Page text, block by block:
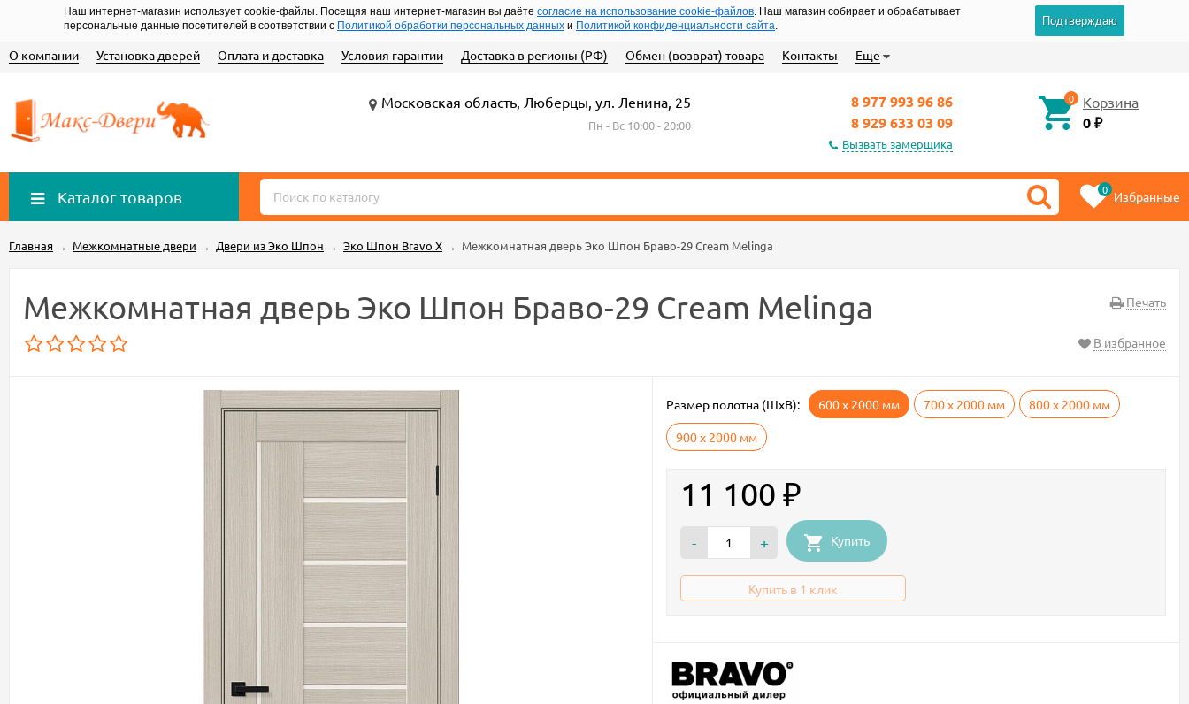
Наш интернет-магазин использует cookie-файлы. Посещяя наш интернет-магазин вы даёте согласие на использование cookie-файлов. Наш магазин собирает и обрабатывает
персональные данные посетителей в соответствии с Политикой обработки персональных данных и Политикой конфиденциальности сайта. Подтверждаю
О компании Установка дверей Оплата и доставка Условия гарантии Доставка в регионы (РФ) Обмен (возврат) товара Контакты Еще
Московская область, Люберцы, ул. Ленина, 25
Пн - Вс 10:00 - 20:00
8 977 993 96 86
8 929 633 03 09
Вызвать замерщика
0 Корзина
0₽
Каталог товаров 0 Избранные
Главная → Межкомнатные двери → Двери из Эко Шпон → Эко Шпон Bravo X → Межкомнатная дверь Эко Шпон Браво-29 Cream Melinga
Печать
Межкомнатная дверь Эко Шпон Браво-29 Cream Melinga
В избранное
Размер полотна (ШxВ): 600 х 2000 мм 700 х 2000 мм 800 х 2000 мм
900 х 2000 мм
11 100₽
- + Купить
Купить в 1 клик